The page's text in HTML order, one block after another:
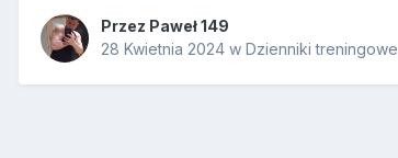
Przez Paweł 149
28 Kwietnia 2024 w Dzienniki treningowe